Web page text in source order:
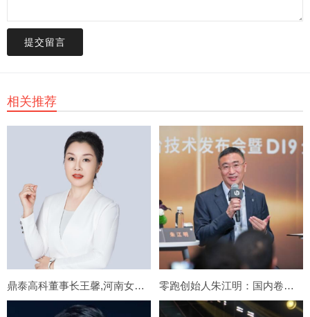
提交留言
相关推荐
鼎泰高科董事长王馨,河南女首富，一根针狂赚800亿! 零跑创始人朱江明：国内卷到死，只有一条路能活